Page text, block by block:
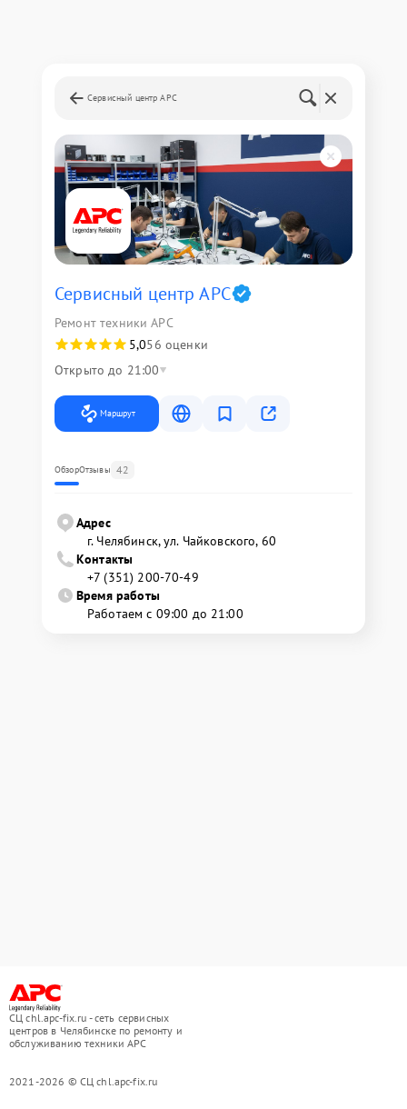
Сервисный центр APC
Сервисный центр APC
Ремонт техники APC
5,056 оценки
Открыто до 21:00
Маршрут
ОбзорОтзывы 42
Адрес
г. Челябинск, ул. Чайковского, 60
Контакты
+7 (351) 200-70-49
Время работы
Работаем с 09:00 до 21:00
СЦ chl.apc-fix.ru - сеть сервисных
центров в Челябинске по ремонту и
обслуживанию техники APC
2021-2026 © СЦ chl.apc-fix.ru